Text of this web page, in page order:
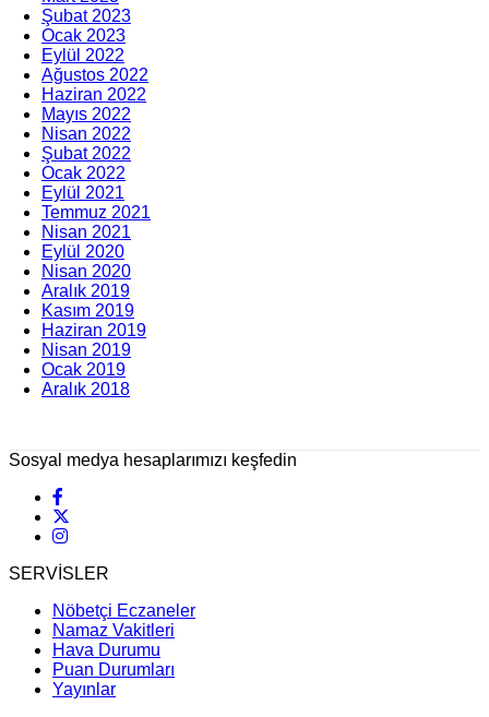
Şubat 2023
Ocak 2023
Eylül 2022
Ağustos 2022
Haziran 2022
Mayıs 2022
Nisan 2022
Şubat 2022
Ocak 2022
Eylül 2021
Temmuz 2021
Nisan 2021
Eylül 2020
Nisan 2020
Aralık 2019
Kasım 2019
Haziran 2019
Nisan 2019
Ocak 2019
Aralık 2018
Sosyal medya hesaplarımızı keşfedin
SERVİSLER
Nöbetçi Eczaneler
Namaz Vakitleri
Hava Durumu
Puan Durumları
Yayınlar